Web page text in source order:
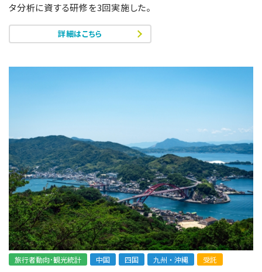
タ分析に資する研修を3回実施した。
詳細はこちら
旅行者動向･観光統計 中国 四国 九州・沖縄 受託